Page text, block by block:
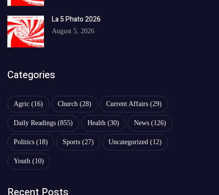
La 5 Phato 2026
August 5, 2026
Categories
Agric (16) Church (28) Current Affairs (29)
Daily Readings (855) Health (30) News (126)
Politics (18) Sports (27) Uncategorized (12)
Youth (10)